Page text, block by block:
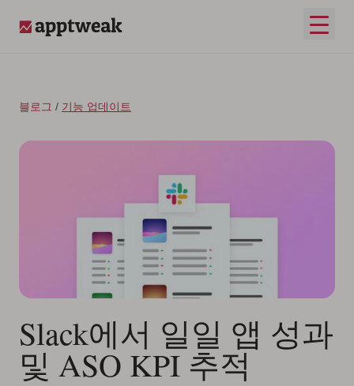
메인
블로그 / 기능 업데이트
Slack에서 일일 앱 성과
및 ASO KPI 추적